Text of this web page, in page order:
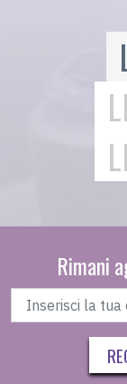
Rimani